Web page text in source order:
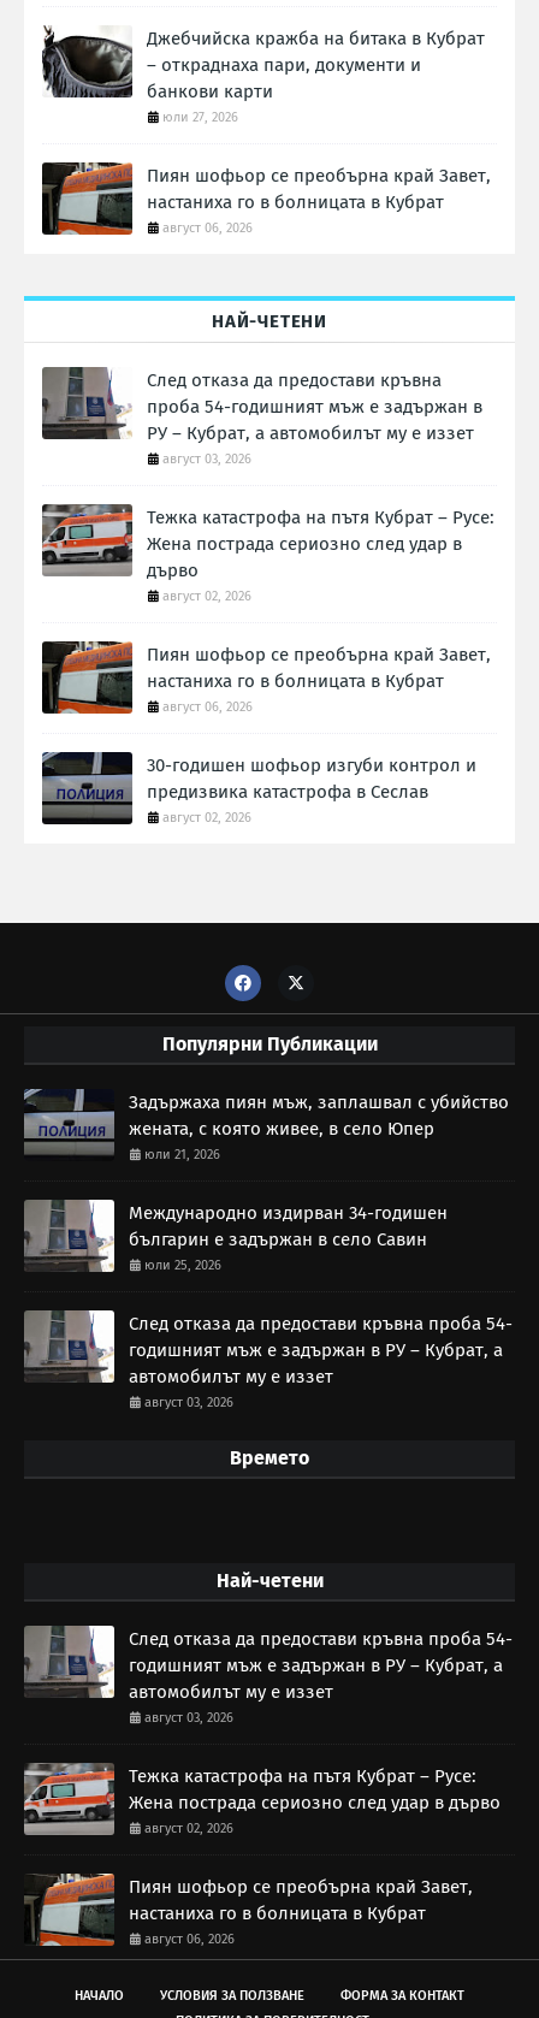
Джебчийска кражба на битака в Кубрат
– откраднаха пари, документи и
банкови карти
юли 27, 2026
Пиян шофьор се преобърна край Завет,
настаниха го в болницата в Кубрат
август 06, 2026
НАЙ-ЧЕТЕНИ
След отказа да предостави кръвна
проба 54-годишният мъж е задържан в
РУ – Кубрат, а автомобилът му е иззет
август 03, 2026
Тежка катастрофа на пътя Кубрат – Русе:
Жена пострада сериозно след удар в
дърво
август 02, 2026
Пиян шофьор се преобърна край Завет,
настаниха го в болницата в Кубрат
август 06, 2026
30-годишен шофьор изгуби контрол и
предизвика катастрофа в Сеслав
август 02, 2026
Популярни Публикации
Задържаха пиян мъж, заплашвал с убийство
жената, с която живее, в село Юпер
юли 21, 2026
Международно издирван 34-годишен
българин е задържан в село Савин
юли 25, 2026
След отказа да предостави кръвна проба 54-
годишният мъж е задържан в РУ – Кубрат, а
автомобилът му е иззет
август 03, 2026
Времето
Най-четени
След отказа да предостави кръвна проба 54-
годишният мъж е задържан в РУ – Кубрат, а
автомобилът му е иззет
август 03, 2026
Тежка катастрофа на пътя Кубрат – Русе:
Жена пострада сериозно след удар в дърво
август 02, 2026
Пиян шофьор се преобърна край Завет,
настаниха го в болницата в Кубрат
август 06, 2026
НАЧАЛО УСЛОВИЯ ЗА ПОЛЗВАНЕ
ФОРМА ЗА КОНТАКТ